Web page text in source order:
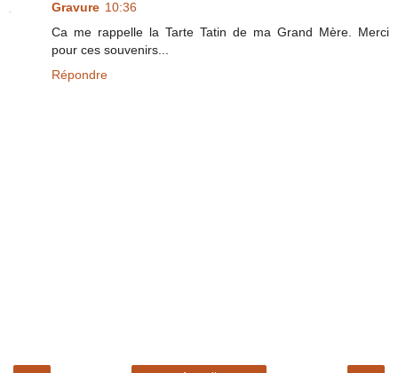
Gravure 10:36
Ca me rappelle la Tarte Tatin de ma Grand Mère. Merci
pour ces souvenirs...
Répondre